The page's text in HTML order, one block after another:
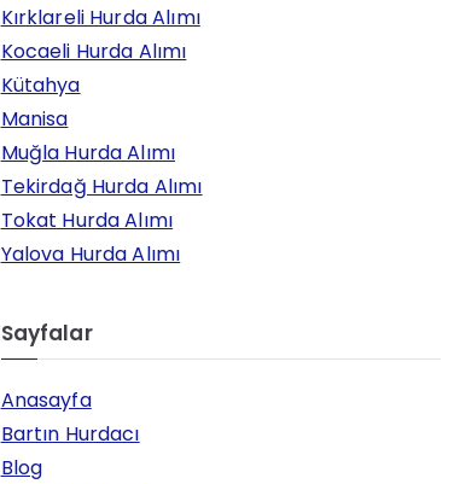
Kırklareli Hurda Alımı
Kocaeli Hurda Alımı
Kütahya
Manisa
Muğla Hurda Alımı
Tekirdağ Hurda Alımı
Tokat Hurda Alımı
Yalova Hurda Alımı
Sayfalar
Anasayfa
Bartın Hurdacı
Blog